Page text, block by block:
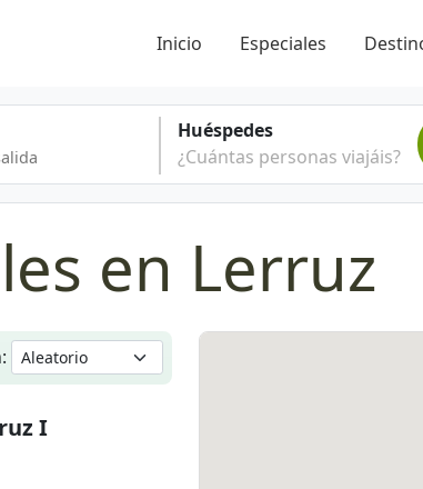
Inicio Especiales
Huéspedes
¿Cuántas personas viajáis?
en Lerruz
I